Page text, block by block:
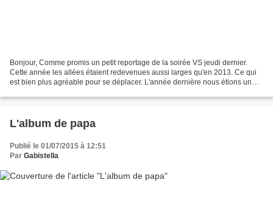
Bonjour, Comme promis un petit reportage de la soirée VS jeudi dernier.
Cette année les allées étaient redevenues aussi larges qu'en 2013. Ce qui
est bien plus agréable pour se déplacer. L'année dernière nous étions un
L'album de papa
Publié le 01/07/2015 à 12:51
Par Gabistella